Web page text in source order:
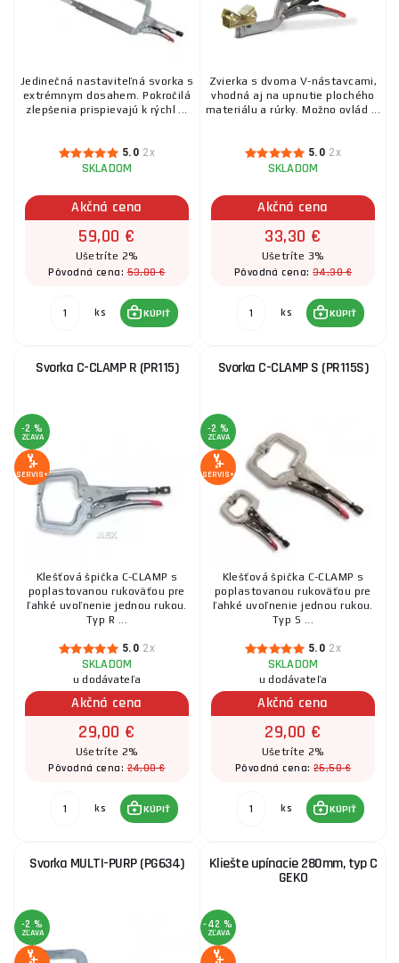
Jedinečná nastaviteľná svorka s
extrémnym dosahem. Pokročilá
zlepšenia prispievajú k rýchl ...
5.0 2x
SKLADOM
Akčná cena
59,00 €
Ušetríte 2%
Pôvodná cena:53,80 €
ks KÚPIŤ
Zvierka s dvoma V-nástavcami,
vhodná aj na upnutie plochého
materiálu a rúrky. Možno ovlád ...
5.0 2x
SKLADOM
Akčná cena
33,30 €
Ušetríte 3%
Pôvodná cena:34,30 €
ks KÚPIŤ
Svorka C-CLAMP R (PR115)
-2 %
ZĽAVA
SERVIS+
Klešťová špička C-CLAMP s
poplastovanou rukoväťou pre
ľahké uvoľnenie jednou rukou.
Typ R ...
5.0 2x
SKLADOM
u dodávateľa
Akčná cena
29,00 €
Ušetríte 2%
Pôvodná cena:24,00 €
ks KÚPIŤ
Svorka C-CLAMP S (PR115S)
-2 %
ZĽAVA
SERVIS+
Klešťová špička C-CLAMP s
poplastovanou rukoväťou pre
ľahké uvoľnenie jednou rukou.
Typ S ...
5.0 2x
SKLADOM
u dodávateľa
Akčná cena
29,00 €
Ušetríte 2%
Pôvodná cena:26,50 €
ks KÚPIŤ
Svorka MULTI-PURP (PG634)
-2 %
ZĽAVA
Kliešte upínacie 280mm, typ C
GEKO
-42 %
ZĽAVA